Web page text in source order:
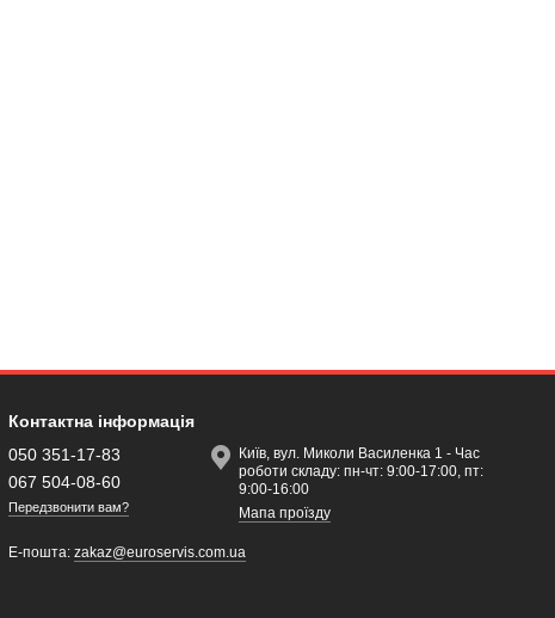
Контактна інформація
050 351-17-83
067 504-08-60
Передзвонити вам?
Київ, вул. Миколи Василенка 1 - Час
роботи складу: пн-чт: 9:00-17:00, пт:
9:00-16:00
Мапа проїзду
Е-пошта:zakaz@euroservis.com.ua